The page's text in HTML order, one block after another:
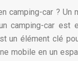
camping-car ? Un
camping-car est
un élément clé
mobile en un